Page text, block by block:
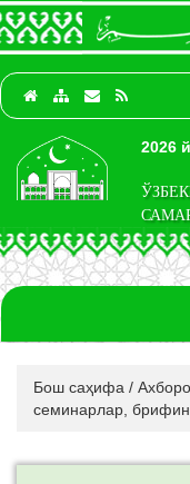
2026
Бош саҳифа /
семинарлар,